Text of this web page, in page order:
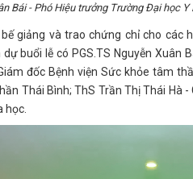
Bái - Phó Hiệu trưởng Trường Đại học
giảng và trao chứng chỉ cho các
buổi lễ có PGS.TS Nguyễn Xuân
đốc Bệnh viện Sức khỏe tâm
Thái Bình; ThS Trần Thị Thái Hà
học.